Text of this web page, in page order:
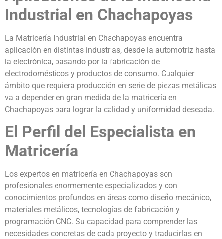
Industrial en Chachapoyas
La Matricería Industrial en Chachapoyas encuentra
aplicación en distintas industrias, desde la automotriz hasta
la electrónica, pasando por la fabricación de
electrodomésticos y productos de consumo. Cualquier
ámbito que requiera producción en serie de piezas metálicas
va a depender en gran medida de la matricería en
Chachapoyas para lograr la calidad y uniformidad deseada.
El Perfil del Especialista en
Matricería
Los expertos en matricería en Chachapoyas son
profesionales enormemente especializados y con
conocimientos profundos en áreas como diseño mecánico,
materiales metálicos, tecnologías de fabricación y
programación CNC. Su capacidad para comprender las
necesidades concretas de cada proyecto y traducirlas en